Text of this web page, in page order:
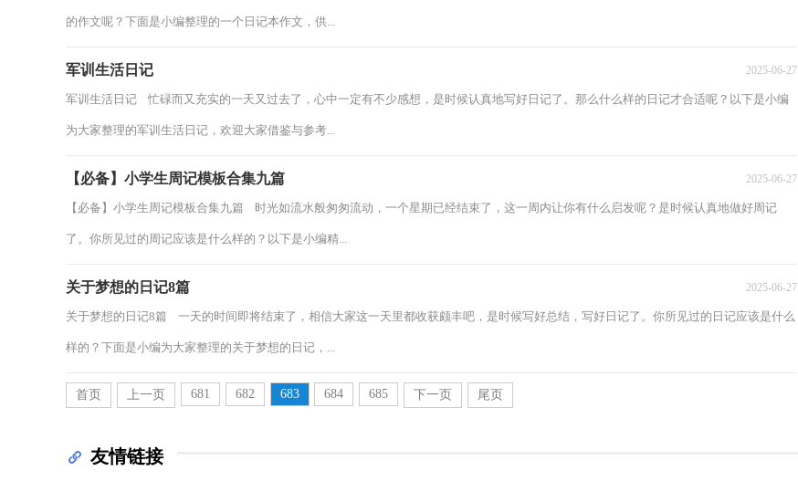
的作文呢？下面是小编整理的一个日记本作文，供...
军训生活日记 2025-06-27
军训生活日记 忙碌而又充实的一天又过去了，心中一定有不少感想，是时候认真地写好日记了。那么什么样的日记才合适呢？以下是小编
为大家整理的军训生活日记，欢迎大家借鉴与参考...
【必备】小学生周记模板合集九篇 2025-06-27
【必备】小学生周记模板合集九篇 时光如流水般匆匆流动，一个星期已经结束了，这一周内让你有什么启发呢？是时候认真地做好周记
了。你所见过的周记应该是什么样的？以下是小编精...
关于梦想的日记8篇 2025-06-27
关于梦想的日记8篇 一天的时间即将结束了，相信大家这一天里都收获颇丰吧，是时候写好总结，写好日记了。你所见过的日记应该是什么
样的？下面是小编为大家整理的关于梦想的日记，...
首页 上一页 681 682 683 684 685 下一页 尾页
友情链接